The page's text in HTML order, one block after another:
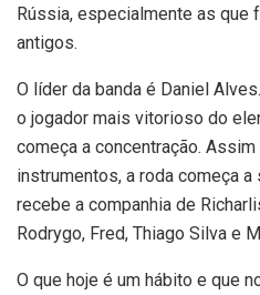
Rússia, especialmente as que
antigos.
O líder da banda é Daniel
o jogador mais vitorioso do
começa a concentração.
instrumentos, a roda começa
recebe a companhia de
Rodrygo, Fred, Thiago Silva e
O que hoje é um hábito e que